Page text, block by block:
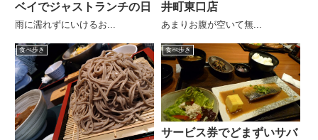
ベイでジャストランチの日
雨に濡れずにいけるお...
井町東口店
あまりお腹が空いて無...
食べ歩き 食べ歩き
サービス券でどまずいサバ